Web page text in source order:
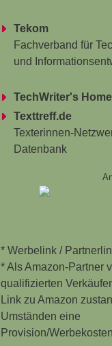
Tekom
Fachverband für
und
TechWriter's Home
Texttreff.de
Texterinnen-
Datenbank
* Werbelink /
* Als Amazon-Partner
qualifizierten
Link zu Amazon
Umständen eine
Provision/